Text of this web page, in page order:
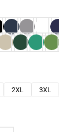
2XL 3XL